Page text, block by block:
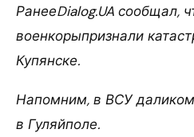
РанееDialog.UA сообщал,
военкорыпризнали
Купянске.
Напомним, в ВСУ
в Гуляйполе.